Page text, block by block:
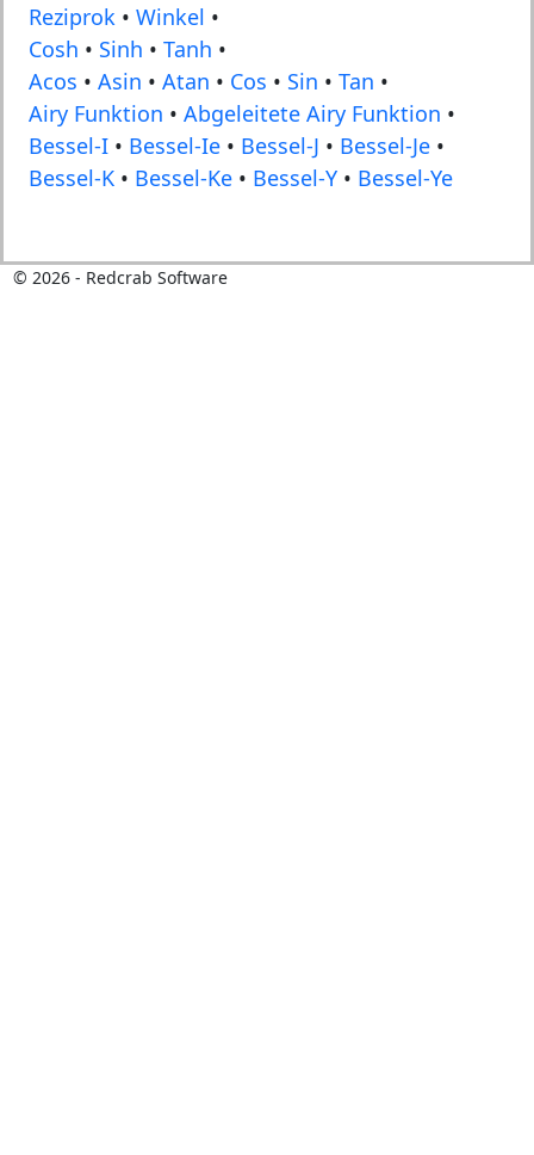
Reziprok • Winkel •
Cosh • Sinh • Tanh •
Acos • Asin • Atan • Cos • Sin • Tan •
Airy Funktion • Abgeleitete Airy Funktion •
Bessel-I • Bessel-Ie • Bessel-J • Bessel-Je •
Bessel-K • Bessel-Ke • Bessel-Y • Bessel-Ye
© 2026- Redcrab Software